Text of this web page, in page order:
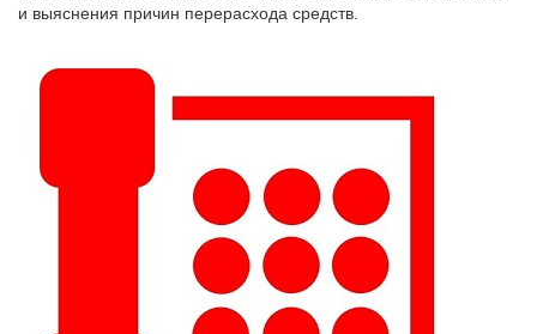
и выяснения причин перерасхода средств.